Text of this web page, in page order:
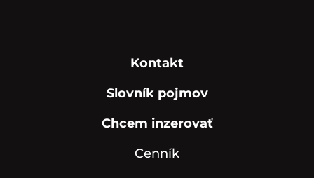
Kontakt
Slovník pojmov
Chcem inzerovať
Cenník